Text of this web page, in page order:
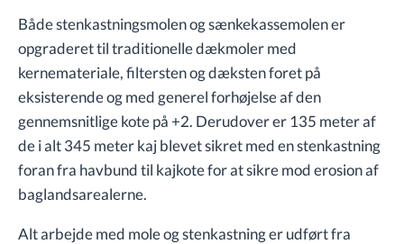
Både stenkastningsmolen og sænkekassemolen er
opgraderet til traditionelle dækmoler med
kernemateriale, filtersten og dæksten foret på
eksisterende og med generel forhøjelse af den
gennemsnitlige kote på +2. Derudover er 135 meter af
de i alt 345 meter kaj blevet sikret med en stenkastning
foran fra havbund til kajkote for at sikre mod erosion af
baglandsarealerne.
Alt arbejde med mole og stenkastning er udført fra